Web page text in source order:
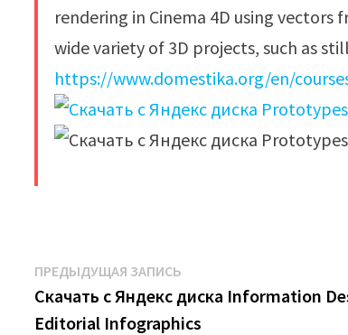
rendering in Cinema 4D using
wide variety of 3D projects, such as
https://www.domestika.org/en/
Навигация
по
ПРЕДЫДУЩАЯ ЗАПИСЬ
запись:
Скачать с Яндекс диска Information
Editorial Infographics